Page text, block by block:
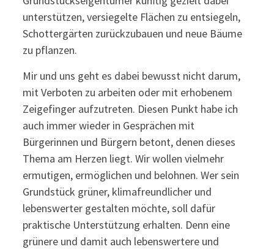
unterstützen, versiegelte Flächen zu entsiegeln,
Schottergärten zurückzubauen und neue Bäume
zu pflanzen.
Mir und uns geht es dabei bewusst nicht darum,
mit Verboten zu arbeiten oder mit erhobenem
Zeigefinger aufzutreten. Diesen Punkt habe ich
auch immer wieder in Gesprächen mit
Bürgerinnen und Bürgern betont, denen dieses
Thema am Herzen liegt. Wir wollen vielmehr
ermutigen, ermöglichen und belohnen. Wer sein
Grundstück grüner, klimafreundlicher und
lebenswerter gestalten möchte, soll dafür
praktische Unterstützung erhalten. Denn eine
grünere und damit auch lebenswertere und